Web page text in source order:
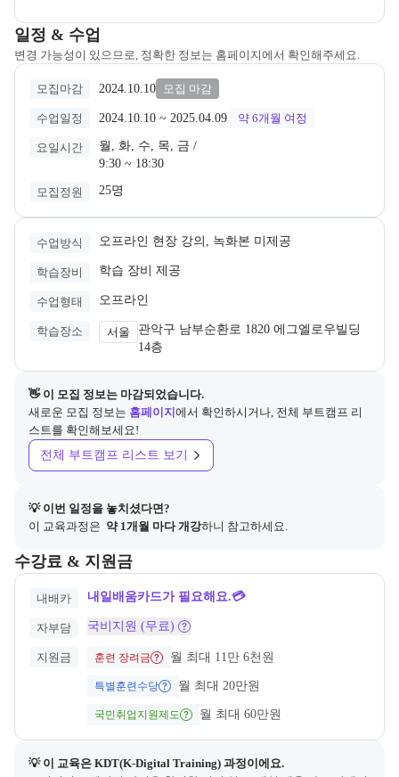
일정 & 수업
변경 가능성이 있으므로, 정확한 정보는 홈페이지에서 확인해주세요.
교육과정 일정과 모집 상태에 따른 안내를 제공한다.
모집마감 2024.10.10 모집 마감
수업일정 2024.10.10 ~ 2025.04.09 약 6개월 여정
요일시간
월, 화, 수, 목, 금 /
9:30 ~ 18:30
모집정원 25명
수업방식 오프라인 현장 강의, 녹화본 미제공
학습장비 학습 장비 제공
수업형태 오프라인
학습장소 서울
관악구 남부순환로 1820 에그엘로우빌딩
14층
👋 이 모집 정보는 마감되었습니다.
새로운 모집 정보는 홈페이지 에서 확인하시거나, 전체 부트캠프 리
스트를 확인해보세요!
전체 부트캠프 리스트 보기
💡 이번 일정을 놓치셨다면?
이 교육과정은 약 1개월 마다 개강하니 참고하세요.
수강료 & 지원금
교육과정의 비용 및 결제 관련 정보를 안내한다. 필요 시 정부지원 과
내배카 내일배움카드가 필요해요.💳
자부담 국비지원 (무료)
지원금 훈련 장려금 월 최대 11만 6천원
특별훈련수당 월 최대 20만원
국민취업지원제도 월 최대 60만원
💡 이 교육은 KDT(K-Digital Training) 과정이에요.